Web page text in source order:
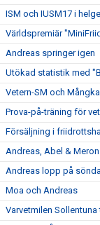
ISM och IUSM17 i
Världspremiär
Andreas springer igen
Utökad statistik med
Vetern-SM och
Prova-på-träning för
Försäljning i
Andreas, Abel &
Andreas lopp på
Moa och Andreas
Varvetmilen